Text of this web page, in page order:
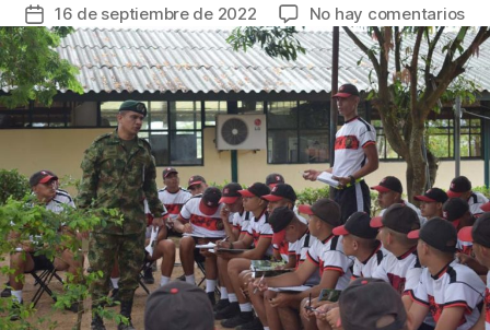
c
e
b
o
o
k
itt
er
ail er
e
st
m
p
ar
tir
Fecha
de
la
entrada
16 de septiembre de 2022 No hay comentariosen
un
de
y
de